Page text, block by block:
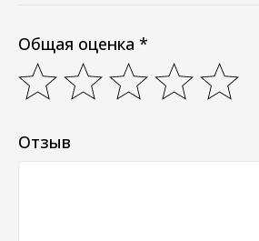
Общая оценка *
Отзыв